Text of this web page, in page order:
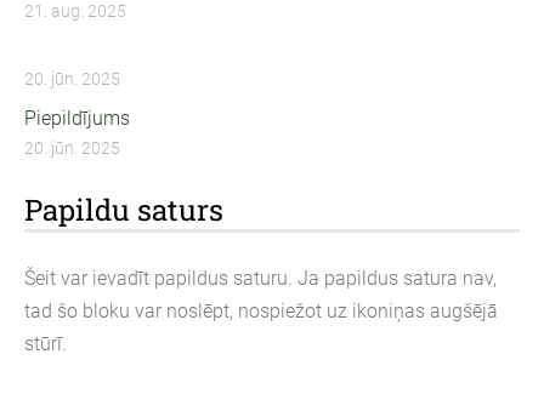
21. aug. 2025
20. jūn. 2025
Piepildījums
20. jūn. 2025
Papildu saturs
Šeit var ievadīt papildus saturu. Ja papildus satura nav,
tad šo bloku var noslēpt, nospiežot uz ikoniņas augšējā
stūrī.